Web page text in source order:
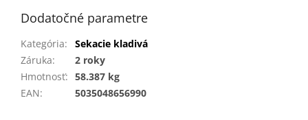
Dodatočné parametre
Kategória:
Sekacie kladivá
Záruka:
2 roky
Hmotnosť: 58.387 kg
EAN: 5035048656990